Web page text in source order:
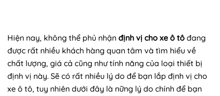
Hiện nay, không thể phủ nhận định vị cho xe ô tô đang
được rất nhiều khách hàng quan tâm và tìm hiểu về
chất lượng, giá cả cũng như tính năng của loại thiết bị
định vị này. Sẽ có rất nhiều lý do để bạn lắp định vị cho
xe ô tô, tuy nhiên dưới đây là nững lý do chính để bạn